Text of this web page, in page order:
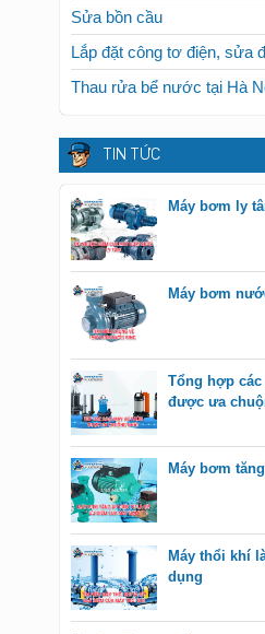
Sửa bồn cầu
Lắp đặt công tơ điện, sửa
Thau rửa bể nước tại Hà
TIN TỨC
Máy bơm ly
Máy bơm
Tổng hợp
được ưa
Máy bơm
Máy thổi khí
dụng